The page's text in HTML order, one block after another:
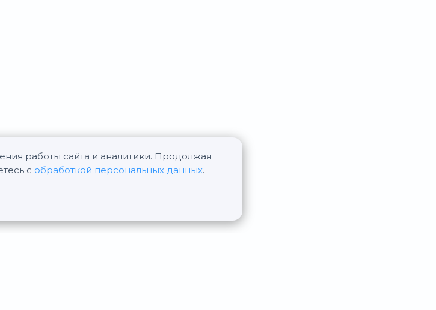
работы сайта и аналитики. Продолжая
с обработкой персональных данных.